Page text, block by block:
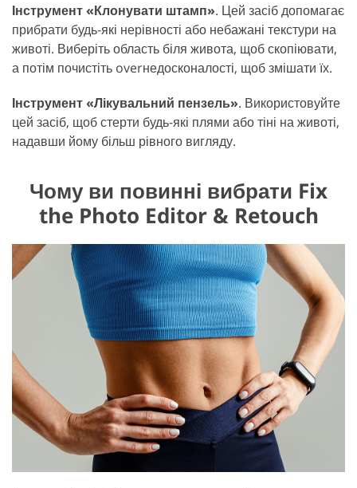
Інструмент «Клонувати штамп». Цей засіб допомагає
прибрати будь-які нерівності або небажані текстури на
животі. Виберіть область біля живота, щоб скопіювати,
а потім почистіть overнедосконалості, щоб змішати їх.
Інструмент «Лікувальний пензель». Використовуйте
цей засіб, щоб стерти будь-які плями або тіні на животі,
надавши йому більш рівного вигляду.
Чому ви повинні вибрати Fix
the Photo Editor & Retouch